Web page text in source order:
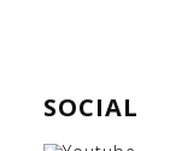
SOCIAL